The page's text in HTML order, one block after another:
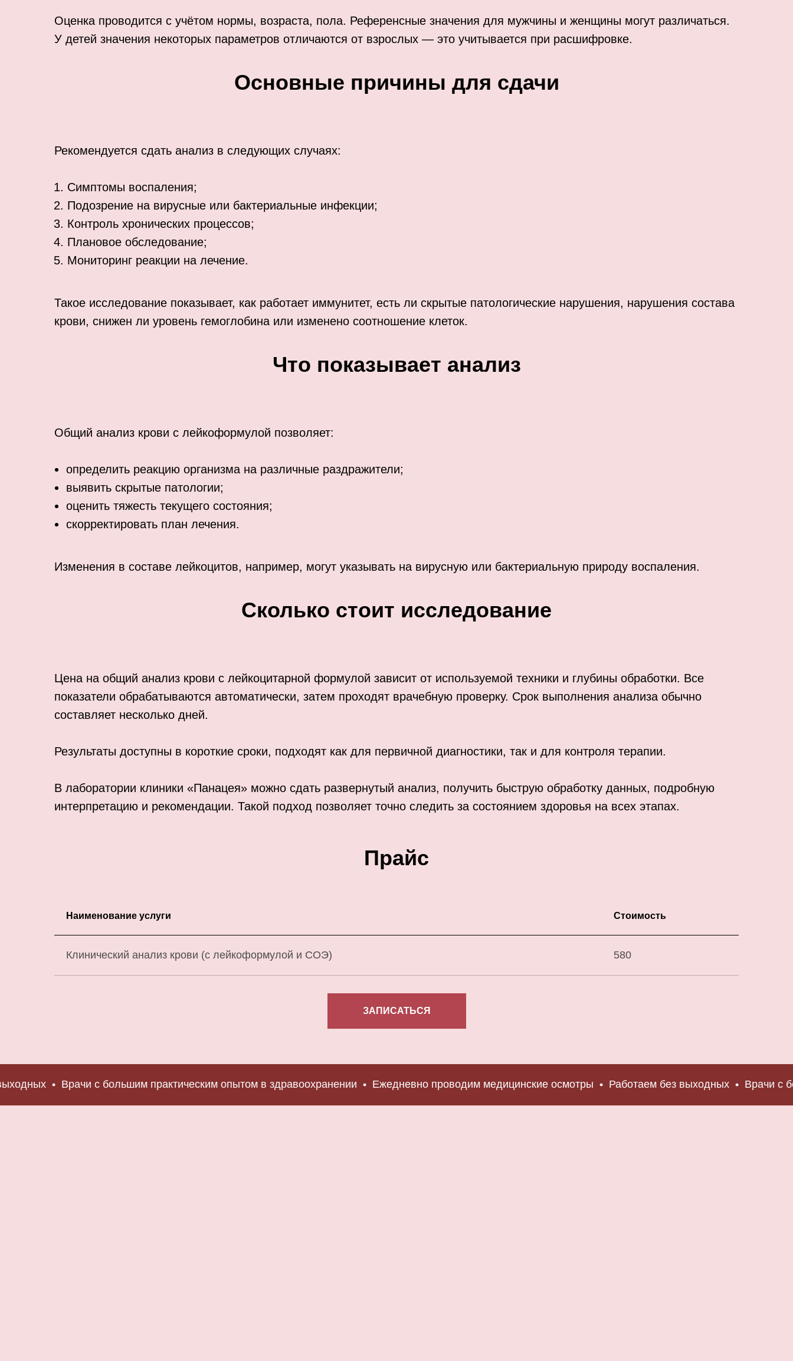
Оценка проводится с учётом нормы, возраста, пола. Референсные значения для мужчины и женщины могут различаться.
У детей значения некоторых параметров отличаются от взрослых — это учитывается при расшифровке.
Основные причины для сдачи
Рекомендуется сдать анализ в следующих случаях:
Симптомы воспаления;
Подозрение на вирусные или бактериальные инфекции;
Контроль хронических процессов;
Плановое обследование;
Мониторинг реакции на лечение.
Такое исследование показывает, как работает иммунитет, есть ли скрытые патологические нарушения, нарушения состава
крови, снижен ли уровень гемоглобина или изменено соотношение клеток.
Что показывает анализ
Общий анализ крови с лейкоформулой позволяет:
определить реакцию организма на различные раздражители;
выявить скрытые патологии;
оценить тяжесть текущего состояния;
скорректировать план лечения.
Изменения в составе лейкоцитов, например, могут указывать на вирусную или бактериальную природу воспаления.
Сколько стоит исследование
Цена на общий анализ крови с лейкоцитарной формулой зависит от используемой техники и глубины обработки. Все
показатели обрабатываются автоматически, затем проходят врачебную проверку. Срок выполнения анализа обычно
составляет несколько дней.
Результаты доступны в короткие сроки, подходят как для первичной диагностики, так и для контроля терапии.
В лаборатории клиники «Панацея» можно сдать развернутый анализ, получить быструю обработку данных, подробную
интерпретацию и рекомендации. Такой подход позволяет точно следить за состоянием здоровья на всех этапах.
Прайс
Наименование услуги Стоимость
Клинический анализ крови (с лейкоформулой и СОЭ) 580
ЗАПИСАТЬСЯ
Врачи с большим практическим опытом в здравоохранении Ежедневно проводим медицинские осмотры Работаем без выходных Врачи с